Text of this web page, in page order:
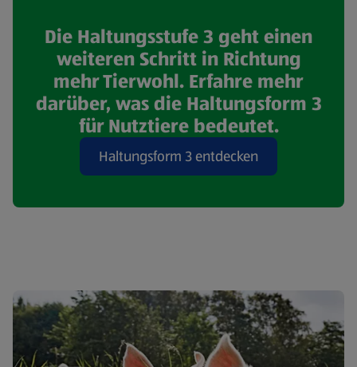
Die Haltungsstufe 3 geht einen
weiteren Schritt in Richtung
mehr Tierwohl. Erfahre mehr
darüber, was die Haltungsform 3
für Nutztiere bedeutet.
Haltungsform 3 entdecken
(öffnet in einem neuen Tab)